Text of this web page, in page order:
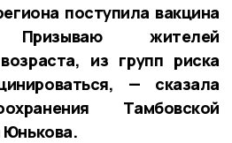
поступила вакцина
жителей
из групп риска
— сказала
Тамбовской
Юнькова.